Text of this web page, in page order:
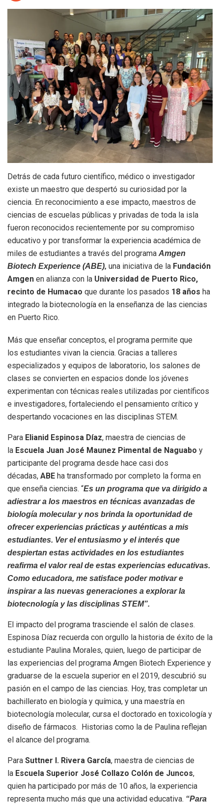
Detrás de cada futuro científico, médico o investigador
existe un maestro que despertó su curiosidad por la
ciencia. En reconocimiento a ese impacto, maestros de
ciencias de escuelas públicas y privadas de toda la isla
fueron reconocidos recientemente por su compromiso
educativo y por transformar la experiencia académica de
miles de estudiantes a través del programa Amgen
Biotech Experience (ABE), una iniciativa de la Fundación
Amgen en alianza con la Universidad de Puerto Rico,
recinto de Humacao que durante los pasados 18 años ha
integrado la biotecnología en la enseñanza de las ciencias
en Puerto Rico.
Más que enseñar conceptos, el programa permite que
los estudiantes vivan la ciencia. Gracias a talleres
especializados y equipos de laboratorio, los salones de
clases se convierten en espacios donde los jóvenes
experimentan con técnicas reales utilizadas por científicos
e investigadores, fortaleciendo el pensamiento crítico y
despertando vocaciones en las disciplinas STEM.
Para Elianid Espinosa Díaz, maestra de ciencias de
la Escuela Juan José Maunez Pimental de Naguabo y
participante del programa desde hace casi dos
décadas, ABE ha transformado por completo la forma en
que enseña ciencias. “Es un programa que va dirigido a
adiestrar a los maestros en técnicas avanzadas de
biología molecular y nos brinda la oportunidad de
ofrecer experiencias prácticas y auténticas a mis
estudiantes. Ver el entusiasmo y el interés que
despiertan estas actividades en los estudiantes
reafirma el valor real de estas experiencias educativas.
Como educadora, me satisface poder motivar e
inspirar a las nuevas generaciones a explorar la
biotecnología y las disciplinas STEM”.
El impacto del programa trasciende el salón de clases.
Espinosa Díaz recuerda con orgullo la historia de éxito de la
estudiante Paulina Morales, quien, luego de participar de
las experiencias del programa Amgen Biotech Experience y
graduarse de la escuela superior en el 2019, descubrió su
pasión en el campo de las ciencias. Hoy, tras completar un
bachillerato en biología y química, y una maestría en
biotecnología molecular, cursa el doctorado en toxicología y
diseño de fármacos. Historias como la de Paulina reflejan
el alcance del programa.
Para Suttner I. Rivera García, maestra de ciencias de
la Escuela Superior José Collazo Colón de Juncos,
quien ha participado por más de 10 años, la experiencia
representa mucho más que una actividad educativa. “Para